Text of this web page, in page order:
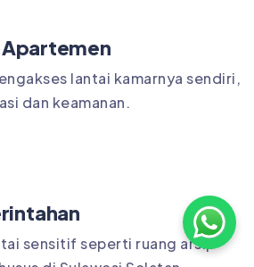
lantai kamarnya sendiri,
dan keamanan.
sensitif seperti ruang arsip